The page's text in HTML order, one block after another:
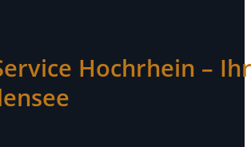
Hochrhein –